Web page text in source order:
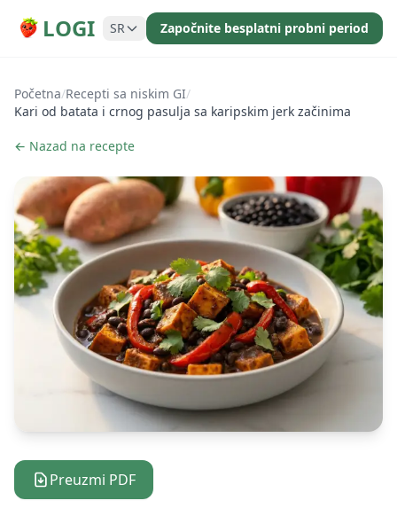
LOGI SR Započnite besplatni probni period
Početna/Recepti sa niskim GI/
Kari od batata i crnog pasulja sa karipskim jerk začinima
← Nazad na recepte
Preuzmi PDF